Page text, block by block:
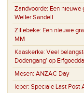
Zandvoorde: Een nieuwe
Weller Sandell
Zillebeke: Een nieuwe
MM
Kaaskerke: Veel
Dodengang’ op
Mesen: ANZAC Day
Ieper: Speciale Last Post